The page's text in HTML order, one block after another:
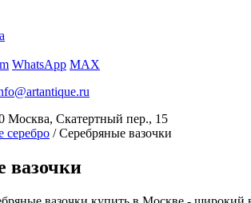
WhatsApp MAX
Москва, Скатертный пер., 15
серебро / Серебряные вазочки
вазочки